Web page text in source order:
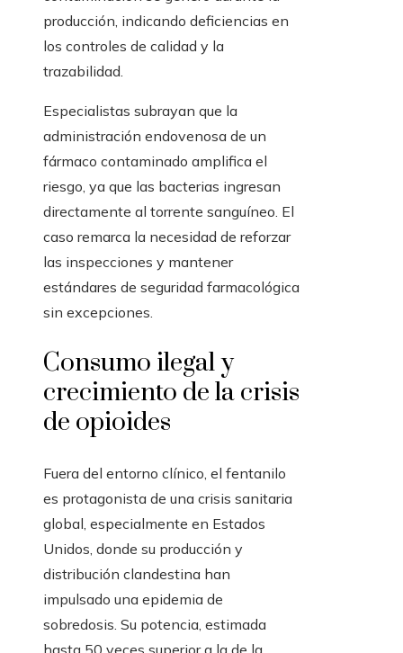
producción, indicando deficiencias en
los controles de calidad y la
trazabilidad.
Especialistas subrayan que la
administración endovenosa de un
fármaco contaminado amplifica el
riesgo, ya que las bacterias ingresan
directamente al torrente sanguíneo. El
caso remarca la necesidad de reforzar
las inspecciones y mantener
estándares de seguridad farmacológica
sin excepciones.
Consumo ilegal y
crecimiento de la crisis
de opioides
Fuera del entorno clínico, el fentanilo
es protagonista de una crisis sanitaria
global, especialmente en Estados
Unidos, donde su producción y
distribución clandestina han
impulsado una epidemia de
sobredosis. Su potencia, estimada